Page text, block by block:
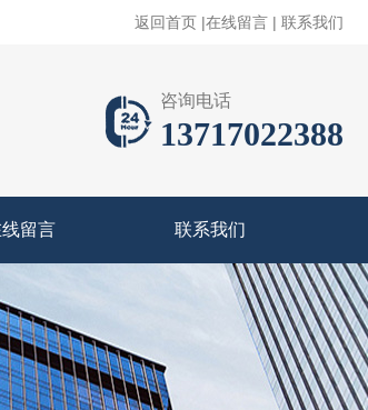
返回首页 |在线留言 | 联系我们
咨询电话
13717022388
留言 联系我们